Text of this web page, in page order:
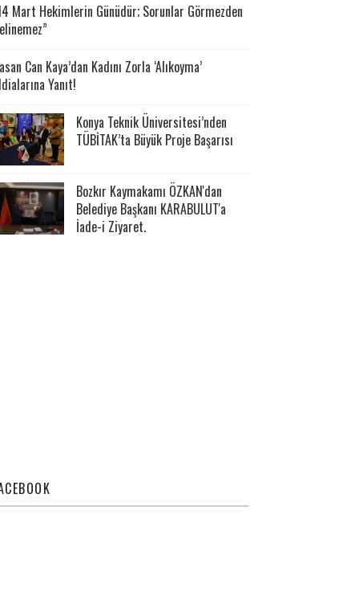
Mart Hekimlerin Günüdür; Sorunlar Görmezden
Can Kaya’dan Kadını Zorla ‘Alıkoyma’
Yanıt!
Konya Teknik Üniversitesi’nden
TÜBİTAK’ta Büyük Proje Başarısı
Bozkır Kaymakamı ÖZKAN'dan
Belediye Başkanı KARABULUT'a
İade-i Ziyaret.